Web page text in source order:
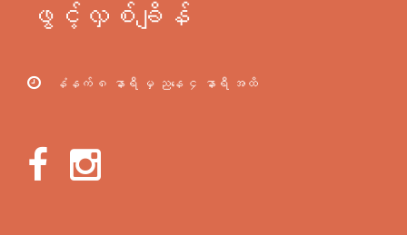
ဖွင့်လှစ်ချိန်
နံနက် ၈ နာရီ မှ ညနေ ၄ နာရီ အထိ